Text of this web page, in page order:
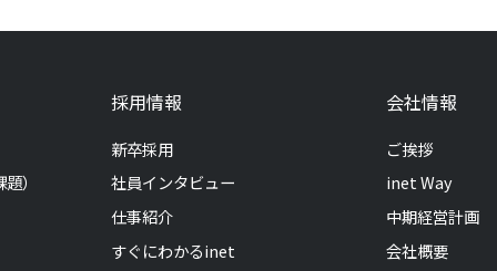
）
採用情報
新卒採用
社員インタビュー
仕事紹介
すぐにわかるinet
会社情報
ご挨拶
inet Way
中期経営計画
会社概要